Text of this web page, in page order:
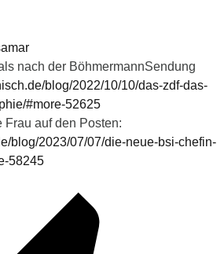
nach der BöhmermannSendung
blog/2022/10/10/das-zdf-das-
#more-52625
Frau auf den Posten:
blog/2023/07/07/die-neue-bsi-chefin-
58245